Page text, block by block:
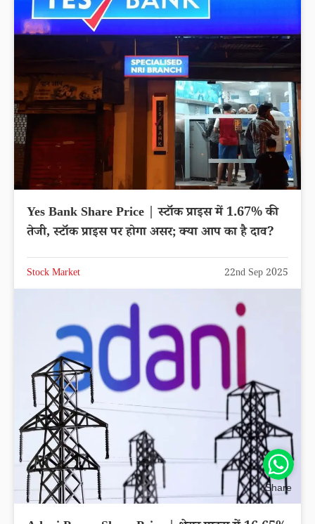
Yes Bank Share Price | स्टॉक प्राइस में 1.67% की
तेजी, स्टॉक प्राइस पर होगा असर; क्या आप का है दाव?
Stock Market 22nd Sep 2025
Share